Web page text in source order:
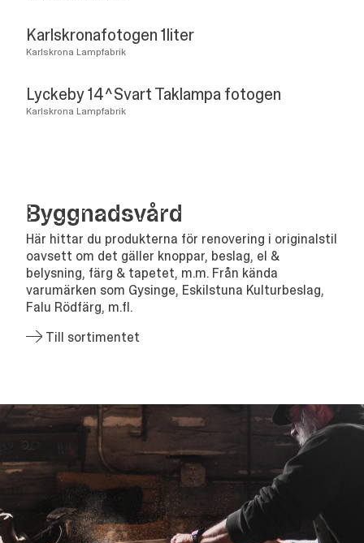
Karlskronafotogen 1liter
Karlskrona Lampfabrik
Lyckeby 14^Svart Taklampa fotogen
Karlskrona Lampfabrik
Bygg­nads­vård
Här hittar du produkterna för renovering i originalstil
oavsett om det gäller knoppar, beslag, el &
belysning, färg & tapetet, m.m. Från kända
varumärken som Gysinge, Eskilstuna Kulturbeslag,
Falu Rödfärg, m.fl.
Till sortimentet